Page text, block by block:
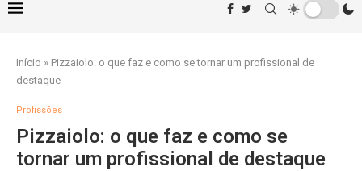
Início » Pizzaiolo: o que faz e como se tornar um profissional de
destaque
Profissões
Pizzaiolo: o que faz e como se
tornar um profissional de destaque